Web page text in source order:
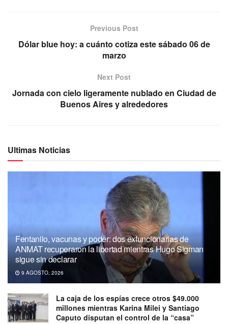
Previous Post
Dólar blue hoy: a cuánto cotiza este sábado 06 de
marzo
Next Post
Jornada con cielo ligeramente nublado en Ciudad de
Buenos Aires y alrededores
Ultimas Noticias
Fentanilo, vacunas y poder: dos exfuncionarias de
ANMAT recuperaron la libertad mientras Hugo Sigman
sigue sin declarar
9 AGOSTO, 2026
La caja de los espías crece otros $49.000
millones mientras Karina Milei y Santiago
Caputo disputan el control de la “casa”